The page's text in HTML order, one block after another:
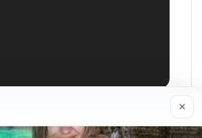
×